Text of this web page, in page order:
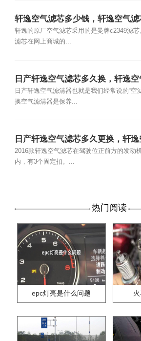
轩逸空气滤芯多少钱，轩逸空气滤
什么牌子
轩逸的原厂空气滤芯采用的是曼牌c2349滤芯
滤芯在网上商城的...
日产轩逸空气滤芯多久换，轩逸空
滤芯怎么更换
日产轩逸空气滤清器也就是我们经常说的“空
换空气滤清器是保养...
日产轩逸空气滤芯多久更换，轩逸
气滤芯更换方法
2016款轩逸空气滤芯在驾驶位正前方的发动
内，有3个固定扣。...
热门阅读
epc灯亮是什么问题